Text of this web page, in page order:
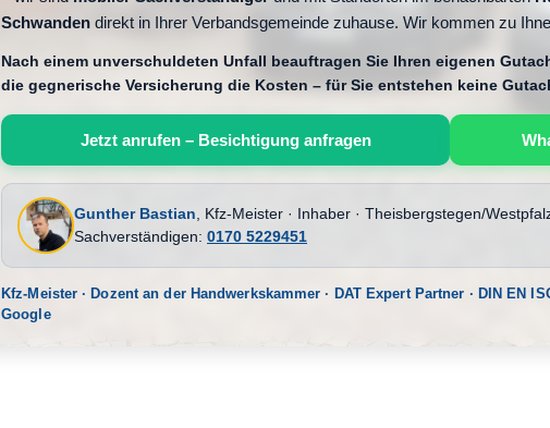
Schwanden direkt in Ihrer Verbandsgemeinde zuhause. Wir kommen zu
Nach einem unverschuldeten Unfall beauftragen Sie Ihren eigenen
die gegnerische Versicherung die Kosten – für Sie entstehen keine
Jetzt anrufen – Besichtigung anfragen
Gunther Bastian , Kfz-Meister · Inhaber · Theisbergstegen/
Sachverständigen: 0170 5229451
Kfz-Meister · Dozent an der Handwerkskammer · DAT Expert Partner · DIN EN
Google